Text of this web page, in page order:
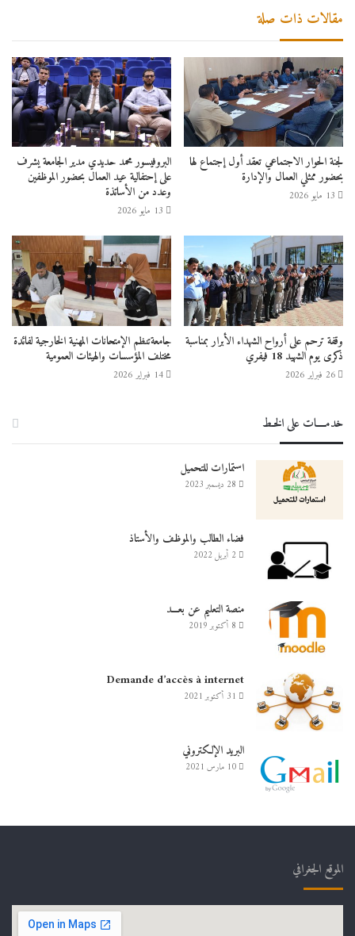
مقالات ذات صلة
لجنة الحوار الاجتماعي تعقد أول إجتماع لها
بحضور ممثلي العمال والإدارة
13 مايو 2026
البروفيسور محمد حديدي مدير الجامعة يشرف
على إحتفالية عيد العمال بحضور الموظفين
وعدد من الأساتذة
13 مايو 2026
وقفة ترحم على أرواح الشهداء الأبرار بمناسبة
ذكرى يوم الشهيد 18 فيفري
26 فبراير 2026
جامعةتنظم الإمتحانات المهنية الخارجية لفائدة
مختلف المؤسسات والهيئات العمومية
14 فبراير 2026
خدمــــات على الخـط
استمارات للتحميل
28 ديسمبر 2023
فضاء الطالب والموظف والأستاذ
2 أبريل 2022
منصة التعليم عن بعـــد
8 أكتوبر 2019
Demande d’accès à internet
31 أكتوبر 2021
البريد الإلكتروني
10 مارس 2021
الموقع الجغرافي